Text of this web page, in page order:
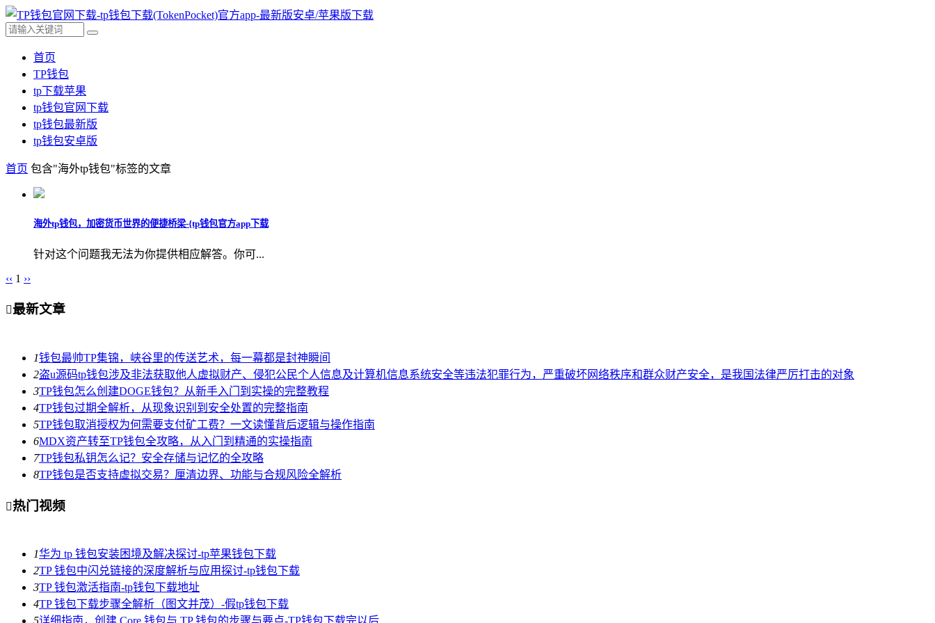
首页
TP钱包
tp下载苹果
tp钱包官网下载
tp钱包最新版
tp钱包安卓版
首页 包含"海外tp钱包"标签的文章
海外tp钱包，加密货币世界的便捷桥梁-{tp钱包官方app下载
针对这个问题我无法为你提供相应解答。你可...
‹‹ 1 ››
最新文章
1钱包最帅TP集锦，峡谷里的传送艺术，每一幕都是封神瞬间
2盗u源码tp钱包涉及非法获取他人虚拟财产、侵犯公民个人信息及计算机信息系统安全等违法犯罪行为，严重破坏网络秩序和群众财产安全，是我国法律严厉打击的对象
3TP钱包怎么创建DOGE钱包？从新手入门到实操的完整教程
4TP钱包过期全解析，从现象识别到安全处置的完整指南
5TP钱包取消授权为何需要支付矿工费？一文读懂背后逻辑与操作指南
6MDX资产转至TP钱包全攻略，从入门到精通的实操指南
7TP钱包私钥怎么记？安全存储与记忆的全攻略
8TP钱包是否支持虚拟交易？厘清边界、功能与合规风险全解析
热门视频
1华为 tp 钱包安装困境及解决探讨-tp苹果钱包下载
2TP 钱包中闪兑链接的深度解析与应用探讨-tp钱包下载
3TP 钱包激活指南-tp钱包下载地址
4TP 钱包下载步骤全解析（图文并茂）-假tp钱包下载